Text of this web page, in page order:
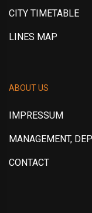
CITY TIMETABLE
LINES MAP
ABOUT US
IMPRESSUM
MANAGEMENT,
CONTACT